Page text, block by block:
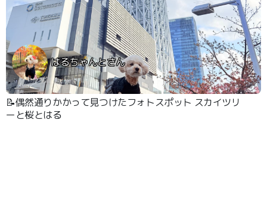
はるちゃんとさん
📝偶然通りかかって見つけたフォトスポット スカイツリ
ーと桜とはる